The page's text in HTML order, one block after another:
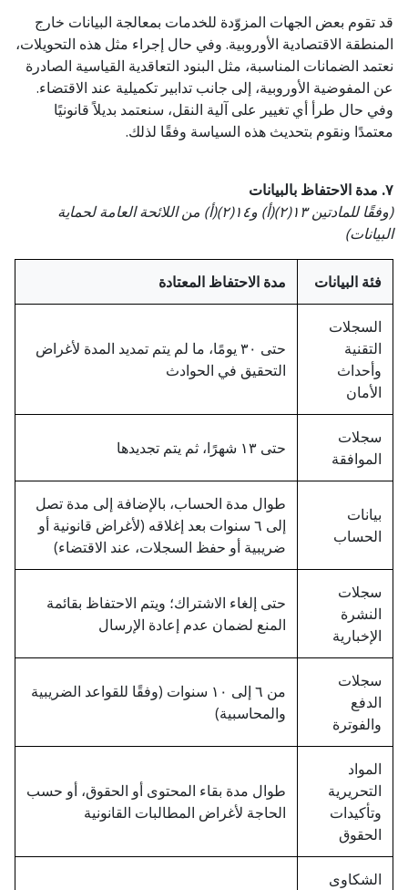
قد تقوم بعض الجهات المزوّدة للخدمات بمعالجة البيانات خارج
المنطقة الاقتصادية الأوروبية. وفي حال إجراء مثل هذه التحويلات،
نعتمد الضمانات المناسبة، مثل البنود التعاقدية القياسية الصادرة
عن المفوضية الأوروبية، إلى جانب تدابير تكميلية عند الاقتضاء.
وفي حال طرأ أي تغيير على آلية النقل، سنعتمد بديلاً قانونيًا
معتمدًا ونقوم بتحديث هذه السياسة وفقًا لذلك.
٧. مدة الاحتفاظ بالبيانات
(وفقًا للمادتين ١٣(٢)(أ) و١٤(٢)(أ) من اللائحة العامة لحماية
البيانات)
فئة البيانات مدة الاحتفاظ المعتادة
السجلات
التقنية
وأحداث
الأمان
حتى ٣٠ يومًا، ما لم يتم تمديد المدة لأغراض
التحقيق في الحوادث
سجلات
الموافقة
حتى ١٣ شهرًا، ثم يتم تجديدها
بيانات
الحساب
طوال مدة الحساب، بالإضافة إلى مدة تصل
إلى ٦ سنوات بعد إغلاقه (لأغراض قانونية أو
ضريبية أو حفظ السجلات، عند الاقتضاء)
سجلات
النشرة
الإخبارية
حتى إلغاء الاشتراك؛ ويتم الاحتفاظ بقائمة
المنع لضمان عدم إعادة الإرسال
سجلات
الدفع
والفوترة
من ٦ إلى ١٠ سنوات (وفقًا للقواعد الضريبية
والمحاسبية)
المواد
التحريرية
وتأكيدات
الحقوق
طوال مدة بقاء المحتوى أو الحقوق، أو حسب
الحاجة لأغراض المطالبات القانونية
الشكاوى